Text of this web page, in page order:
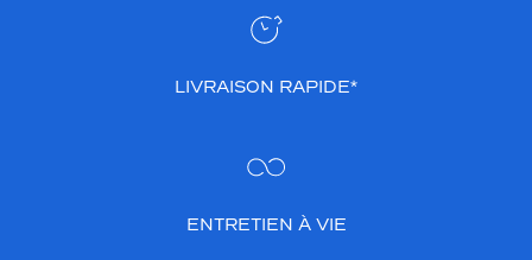
LIVRAISON RAPIDE*
ENTRETIEN À VIE